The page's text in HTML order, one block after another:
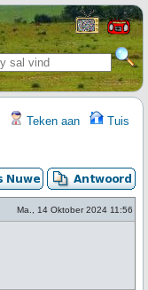
Teken aan Tuis
Ma., 14 Oktober 2024 11:56